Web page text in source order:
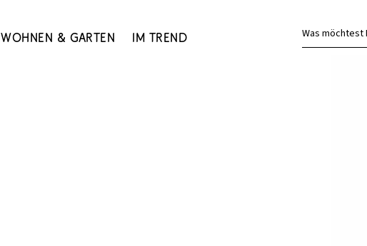
Wohnen & Garten Im Trend Was möchtest